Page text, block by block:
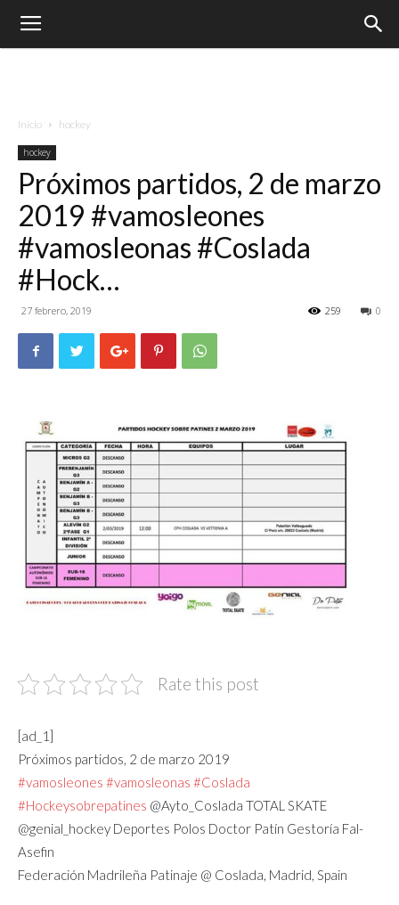
Inicio hockey
hockey
Próximos partidos, 2 de marzo
2019 #vamosleones
#vamosleonas #Coslada
#Hock…
27 febrero, 2019 0
259
Rate this post
[ad_1]
Próximos partidos, 2 de marzo 2019
#vamosleones #vamosleonas #Coslada
#Hockeysobrepatines @Ayto_Coslada TOTAL SKATE
@genial_hockey Deportes Polos Doctor Patín Gestoría Fal-
Asefin
Federación Madrileña Patinaje @ Coslada, Madrid, Spain